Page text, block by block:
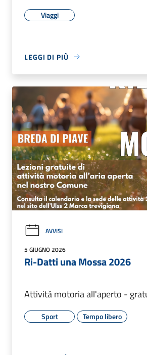
Viaggi
LEGGI DI PIÙ
AVVISI
5 GIUGNO 2026
Ri-Datti una Mossa 2026
Attività motoria all'aperto -
Sport Tempo libero